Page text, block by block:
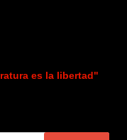
es la libertad"